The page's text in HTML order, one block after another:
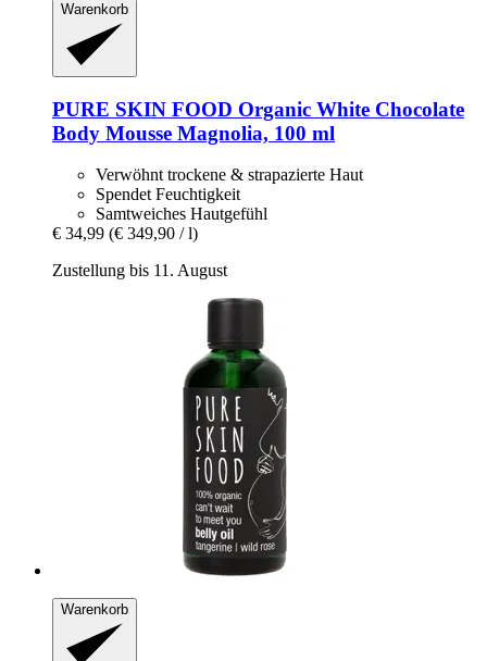
Warenkorb
PURE SKIN FOOD Organic White Chocolate
Body Mousse Magnolia, 100 ml
Verwöhnt trockene & strapazierte Haut
Spendet Feuchtigkeit
Samtweiches Hautgefühl
€ 34,99 (€ 349,90 / l)
Zustellung bis 11. August
Warenkorb